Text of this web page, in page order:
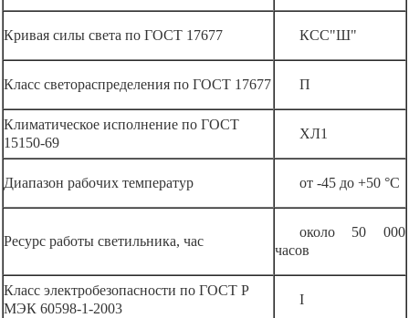
Кривая силы света по ГОСТ 17677 КСС"Ш"
Класс светораспределения по ГОСТ 17677 П
Климатическое исполнение по ГОСТ
15150-69
ХЛ1
Диапазон рабочих температур от -45 до +50 °С
Ресурс работы светильника, час
около 50 000
часов
Класс электробезопасности по ГОСТ Р
МЭК 60598-1-2003
I